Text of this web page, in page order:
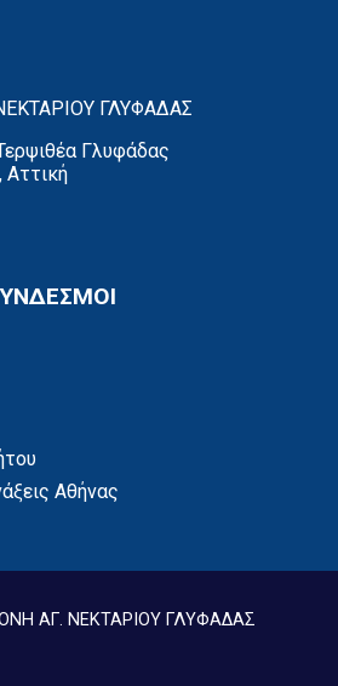
ΓΛΥΦΑΔΑΣ
Γλυφάδας
Αττική
Αθήνας
ΑΓ. ΝΕΚΤΑΡΙΟΥ ΓΛΥΦΑΔΑΣ